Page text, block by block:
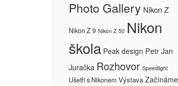
Photo Gallery Nikon Z
Nikon Z 9 Nikon Z 50 Nikon
škola Peak design Petr Jan
Juračka Rozhovor Speedlight
Ušetři s Nikonem Výstava Začínáme